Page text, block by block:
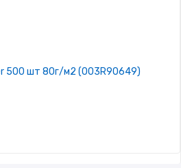
500 шт 80г/м2 (003R90649)